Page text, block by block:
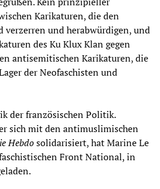
Karikaturen, die den
verzerren und herabwürdigen, und
des Ku Klux Klan gegen
antisemitischen Karikaturen, die
der Neofaschisten und
der französischen Politik.
sich mit den antimuslimischen
Hebdosolidarisiert, hat Marine Le
Front National, in